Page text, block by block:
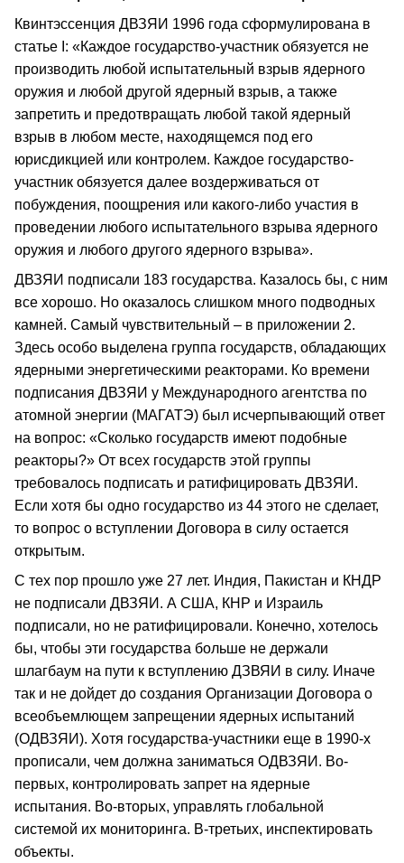
Квинтэссенция ДВЗЯИ 1996 года сформулирована в
статье I: «Каждое государство-участник обязуется не
производить любой испытательный взрыв ядерного
оружия и любой другой ядерный взрыв, а также
запретить и предотвращать любой такой ядерный
взрыв в любом месте, находящемся под его
юрисдикцией или контролем. Каждое государство-
участник обязуется далее воздерживаться от
побуждения, поощрения или какого-либо участия в
проведении любого испытательного взрыва ядерного
оружия и любого другого ядерного взрыва».
ДВЗЯИ подписали 183 государства. Казалось бы, с ним
все хорошо. Но оказалось слишком много подводных
камней. Самый чувствительный – в приложении 2.
Здесь особо выделена группа государств, обладающих
ядерными энергетическими реакторами. Ко времени
подписания ДВЗЯИ у Международного агентства по
атомной энергии (МАГАТЭ) был исчерпывающий ответ
на вопрос: «Сколько государств имеют подобные
реакторы?» От всех государств этой группы
требовалось подписать и ратифицировать ДВЗЯИ.
Если хотя бы одно государство из 44 этого не сделает,
то вопрос о вступлении Договора в силу остается
открытым.
С тех пор прошло уже 27 лет. Индия, Пакистан и КНДР
не подписали ДВЗЯИ. А США, КНР и Израиль
подписали, но не ратифицировали. Конечно, хотелось
бы, чтобы эти государства больше не держали
шлагбаум на пути к вступлению ДЗВЯИ в силу. Иначе
так и не дойдет до создания Организации Договора о
всеобъемлющем запрещении ядерных испытаний
(ОДВЗЯИ). Хотя государства-участники еще в 1990-х
прописали, чем должна заниматься ОДВЗЯИ. Во-
первых, контролировать запрет на ядерные
испытания. Во-вторых, управлять глобальной
системой их мониторинга. В-третьих, инспектировать
объекты.